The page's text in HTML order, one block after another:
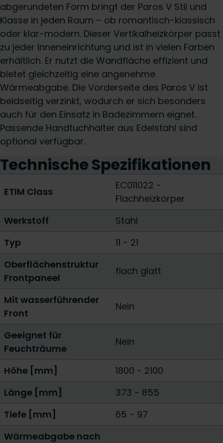
abgerundeten Form bringt der Paros V Stil und
Klasse in jeden Raum – ob romantisch-klassisch
oder klar-modern. Dieser Vertikalheizkörper passt
zu jeder Inneneinrichtung und ist in vielen Farben
erhältlich. Er nutzt die Wandfläche effizient und
bietet gleichzeitig eine angenehme
Wärmeabgabe. Die Vorderseite des Paros V ist
beidseitig verzinkt, wodurch er sich besonders
auch für den Einsatz in Badezimmern eignet.
Passende Handtuchhalter aus Edelstahl sind
optional verfügbar.
Technische Spezifikationen
ETIM Class
EC011022 -
Flachheizkörper
Werkstoff
Stahl
Typ
11 - 21
Oberflächenstruktur
Frontpaneel
flach glatt
Mit wasserführender
Front
Nein
Geeignet für
Feuchträume
Nein
Höhe [mm] 1800 - 2100
Länge [mm]
373 - 855
Tiefe [mm]
65 - 97
Wärmeabgabe nach